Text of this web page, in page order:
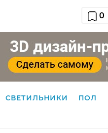
0
СВЕТИЛЬНИКИ ПОЛ